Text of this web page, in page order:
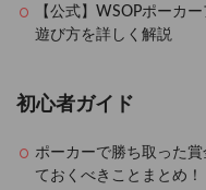
【公式】WSOPポーカ
遊び方を詳しく解説
初心者ガイド
ポーカーで勝ち取った
ておくべきことまとめ！